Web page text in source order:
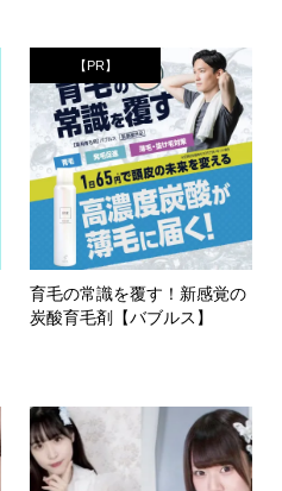
【PR】
育毛の常識を覆す！新感覚の
炭酸育毛剤【バブルス】